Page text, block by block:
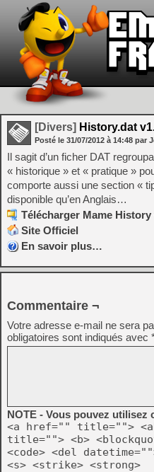
[Divers] History.dat
Posté le 31/07/2012 à 14:48 par
Il sagit d’un ficher DAT
« historique » et « pratique »
comporte aussi une section «
disponible qu’en Anglais…
Télécharger Mame History
Site Officiel
En savoir plus…
Commentaire ¬
Votre adresse e-mail ne sera
obligatoires sont indiqués avec
NOTE - Vous pouvez utilisez
<a href="" title="">
title=""> <b>
<code> <del
<s> <strike> <strong>